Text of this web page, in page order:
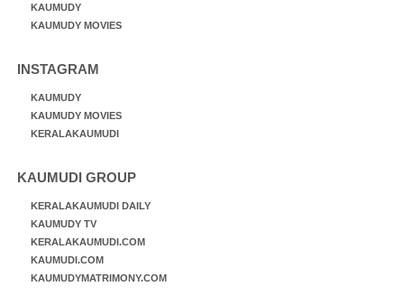
KAUMUDY
KAUMUDY MOVIES
INSTAGRAM
KAUMUDY
KAUMUDY MOVIES
KERALAKAUMUDI
KAUMUDI GROUP
KERALAKAUMUDI DAILY
KAUMUDY TV
KERALAKAUMUDI.COM
KAUMUDI.COM
KAUMUDYMATRIMONY.COM